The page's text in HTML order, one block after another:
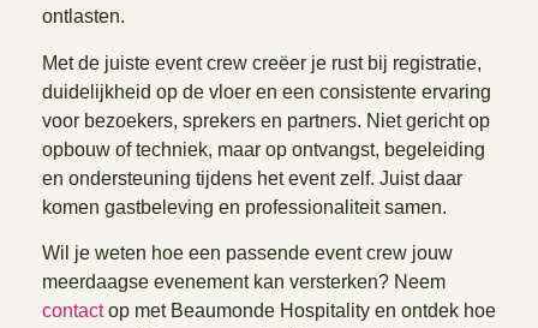
ontlasten.
Met de juiste event crew creëer je rust bij registratie,
duidelijkheid op de vloer en een consistente ervaring
voor bezoekers, sprekers en partners. Niet gericht op
opbouw of techniek, maar op ontvangst, begeleiding
en ondersteuning tijdens het event zelf. Juist daar
komen gastbeleving en professionaliteit samen.
Wil je weten hoe een passende event crew jouw
meerdaagse evenement kan versterken? Neem
contactop met Beaumonde Hospitality en ontdek hoe